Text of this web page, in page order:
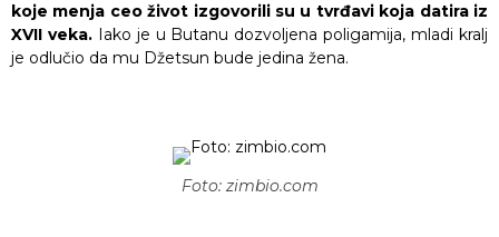
koje menja ceo život izgovorili su u tvrđavi koja datira iz
XVII veka. Iako je u Butanu dozvoljena poligamija, mladi kralj
je odlučio da mu Džetsun bude jedina žena.
Foto: zimbio.com